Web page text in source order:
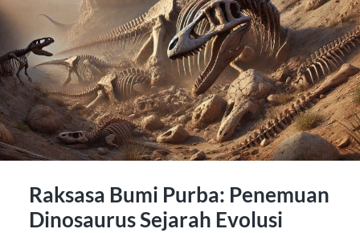
Raksasa Bumi Purba: Penemuan
Dinosaurus Sejarah Evolusi